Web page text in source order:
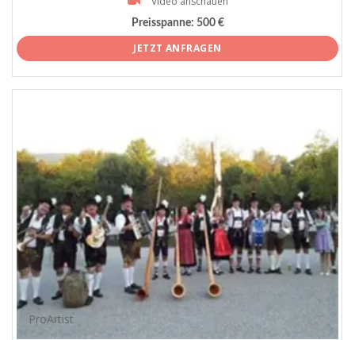
Preisspanne: 500 €
JETZT ANFRAGEN
ProArtist